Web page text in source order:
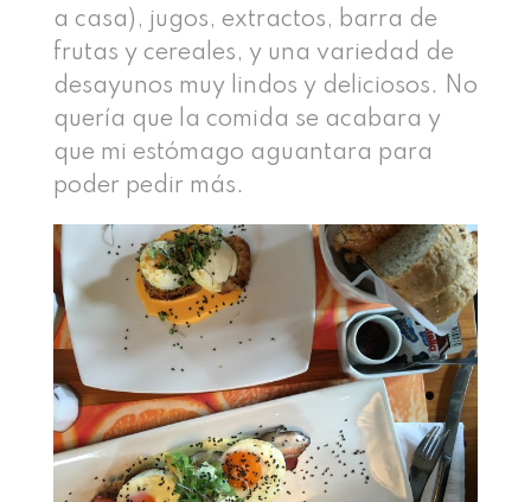
a casa), jugos, extractos, barra de
frutas y cereales, y una variedad de
desayunos muy lindos y deliciosos. No
quería que la comida se acabara y
que mi estómago aguantara para
poder pedir más.